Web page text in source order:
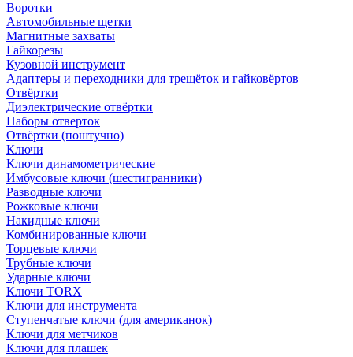
Воротки
Автомобильные щетки
Магнитные захваты
Гайкорезы
Кузовной инструмент
Адаптеры и переходники для трещёток и гайковёртов
Отвёртки
Диэлектрические отвёртки
Наборы отверток
Отвёртки (поштучно)
Ключи
Ключи динамометрические
Имбусовые ключи (шестигранники)
Разводные ключи
Рожковые ключи
Накидные ключи
Комбинированные ключи
Торцевые ключи
Трубные ключи
Ударные ключи
Ключи TORX
Ключи для инструмента
Ступенчатые ключи (для американок)
Ключи для метчиков
Ключи для плашек